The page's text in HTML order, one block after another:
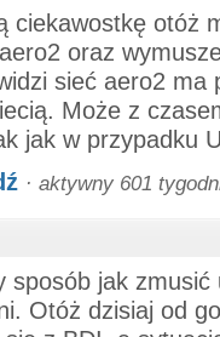
ciekawostkę otóż
oraz
sieć aero2 ma
Może z
jak w przypadku
· aktywny 601
sposób jak
Otóż dzisiaj od